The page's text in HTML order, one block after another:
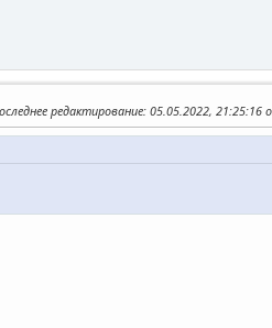
редактирование: 05.05.2022, 21:25:16